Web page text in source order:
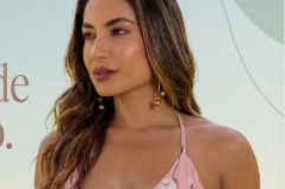
TODOS DE OUTLET